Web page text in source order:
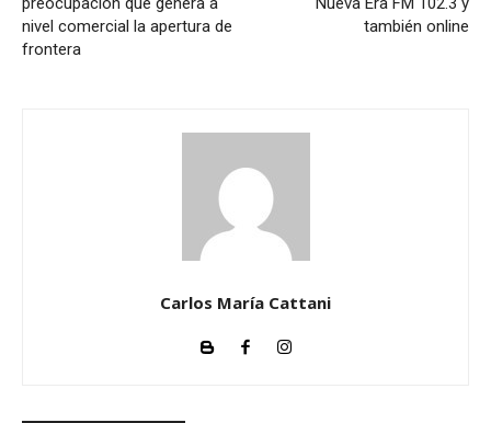
d
e
nivel comercial la apertura de
frontera
también online
Carlos María Cattani